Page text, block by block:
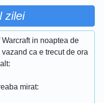
zilei
in noaptea de
ca e trecut de ora
mirat: